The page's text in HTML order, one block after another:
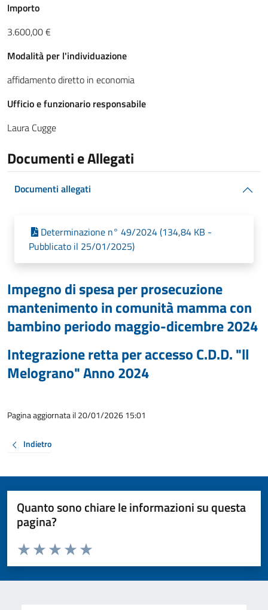
Importo
3.600,00 €
Modalità per l'individuazione
affidamento diretto in economia
Ufficio e funzionario responsabile
Laura Cugge
Documenti e Allegati
Documenti allegati
Determinazione n° 49/2024 (134,84 KB -
Pubblicato il 25/01/2025)
Impegno di spesa per prosecuzione
mantenimento in comunità mamma con
bambino periodo maggio-dicembre 2024
Integrazione retta per accesso C.D.D. "ll
Melograno" Anno 2024
Pagina aggiornata il 20/01/2026 15:01
Indietro
Quanto sono chiare le informazioni su questa
pagina?
Valuta da 1 a 5 stelle la pagina
Valuta 5 stelle su 5
Valuta 4 stelle su 5
Valuta 3 stelle su 5
Valuta 2 stelle su 5
Valuta 1 stelle su 5